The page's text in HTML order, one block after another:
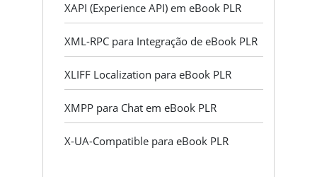
XAPI (Experience API) em eBook PLR
XML-RPC para Integração de eBook PLR
XLIFF Localization para eBook PLR
XMPP para Chat em eBook PLR
X-UA-Compatible para eBook PLR